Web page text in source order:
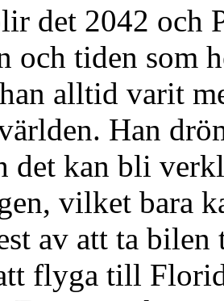
det 2042 och
och tiden som
alltid varit
Han
det kan bli
vilket bara
av att ta
flyga till